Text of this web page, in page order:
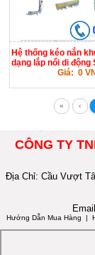
Hệ thống kéo nắn
dạng lắp nổi di động
Giá: 0
« ‹
CÔNG TY
Địa Chỉ: Cầu Vượt
Hướng Dẫn Mua Hàng |